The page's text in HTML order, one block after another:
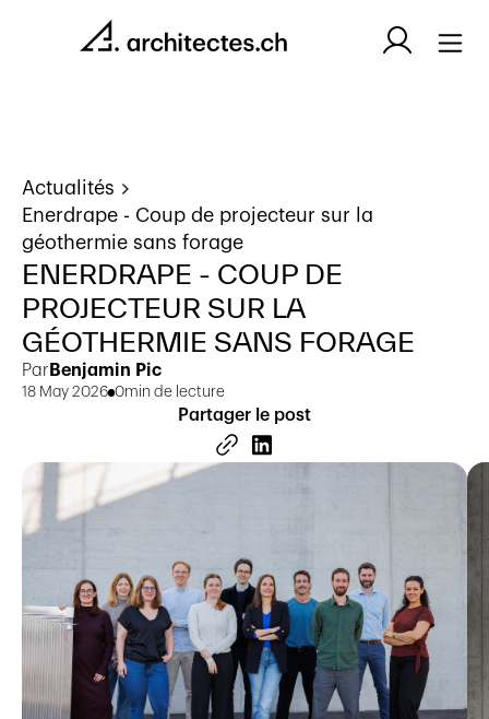
Actualités
Enerdrape - Coup de projecteur sur la
géothermie sans forage
ENERDRAPE - COUP DE
PROJECTEUR SUR LA
GÉOTHERMIE SANS FORAGE
Par Benjamin Pic
18 May 2026 0min de lecture
Partager le post